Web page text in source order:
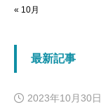
« 10月
最新記事
2023年10月30日